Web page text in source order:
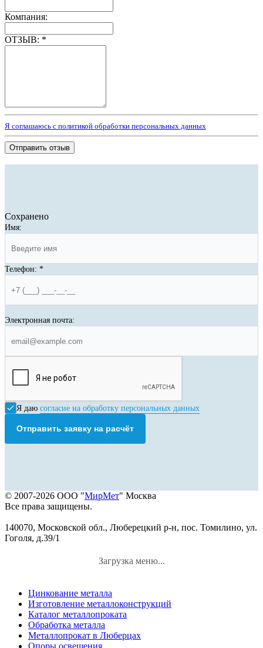
Компания:
ОТЗЫВ: *
Я соглашаюсь с политикой обработки персональных данных
Отправить отзыв
Сохранено
Имя:
Телефон: *
Электронная почта:
Я даю согласие на обработку персональных данных
Отправить заявку на расчёт
© 2007-2026 ООО "МирМет" Москва
Все права защищены.
140070, Московской обл., Люберецкий р-н, пос. Томилино, ул.
Гоголя, д.39/1
Загрузка меню...
Цинкование металла
Изготовление металлоконструкций
Каталог металлопроката
Обработка металла
Металлопрокат в Люберцах